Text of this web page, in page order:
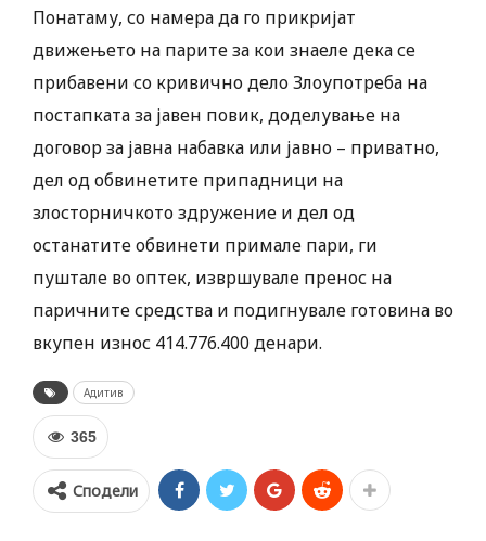
Понатаму, со намера да го прикријат
движењето на парите за кои знаеле дека се
прибавени со кривично дело Злоупотреба на
постапката за јавен повик, доделување на
договор за јавна набавка или јавно – приватно,
дел од обвинетите припадници на
злосторничкото здружение и дел од
останатите обвинети примале пари, ги
пуштале во оптек, извршувале пренос на
паричните средства и подигнувале готовина во
вкупен износ 414.776.400 денари.
Адитив
365
Сподели